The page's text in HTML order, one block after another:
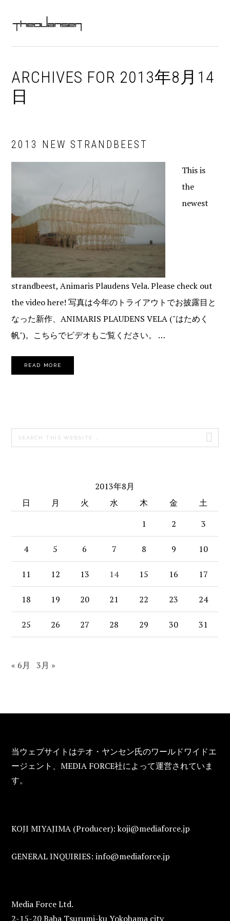
navigation
sidebar
MAIN
NAVIGATION
ARCHIVES FOR 2013年8月14
日
2013 NEW STRANDBEEST
This is
the
newest
strandbeest, Animaris Plaudens Vela. Please check out
the video here! 写真は今年のトライアウトでお披露目と
なった新作、ANIMARIS PLAUDENS VELA ("はためく
帆")。こちらでビデオもご覧ください。 …
READ MORE
PRIMARY
SIDEBAR
Search
this
2013年8月
日
月 火 水 木 金
土
1
2 3
4 5 6 7 8 9 10
11 12 13 14 15 16 17
18 19 20 21 22 23 24
25 26 27 28 29 30 31
« 6月 3月 »
FOOTER
当ウェブサイトはテオ・ヤンセン氏のワールドワイドエ
ージェント、MEDIA FORCE社によって運営されていま
す。
KOJI MIYAJIMA (Producer): koji@mediaforce.jp
GENERAL INQUIRIES: info@mediaforce.jp
Media Force Ltd.
2-15-20 Baba Tsurumi-ku Yokohama city